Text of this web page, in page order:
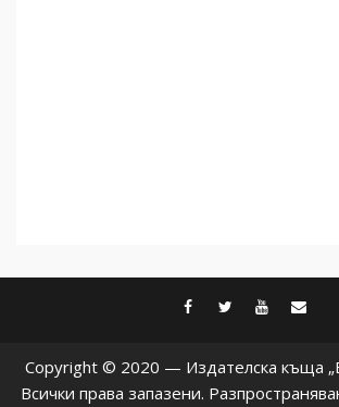
facebook
twitter
Copyright © 2020 — Издателска къща
Всички права запазени.